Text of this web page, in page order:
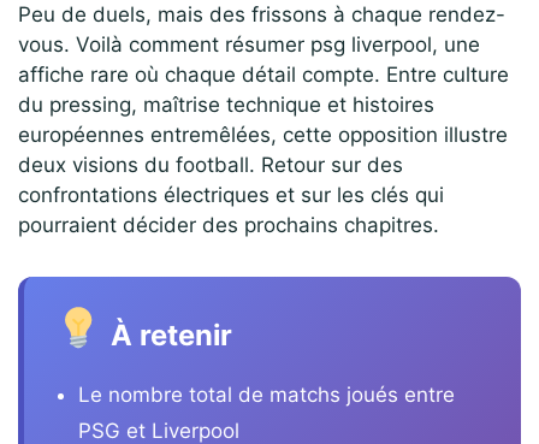
Peu de duels, mais des frissons à chaque rendez-
vous. Voilà comment résumer psg liverpool, une
affiche rare où chaque détail compte. Entre culture
du pressing, maîtrise technique et histoires
européennes entremêlées, cette opposition illustre
deux visions du football. Retour sur des
confrontations électriques et sur les clés qui
pourraient décider des prochains chapitres.
À retenir
Le nombre total de matchs joués entre
PSG et Liverpool